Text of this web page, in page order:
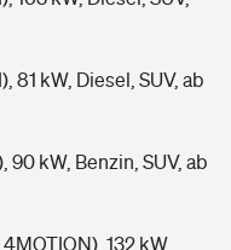
81 kW, Diesel, SUV, ab
90 kW, Benzin, SUV, ab
132 kW,